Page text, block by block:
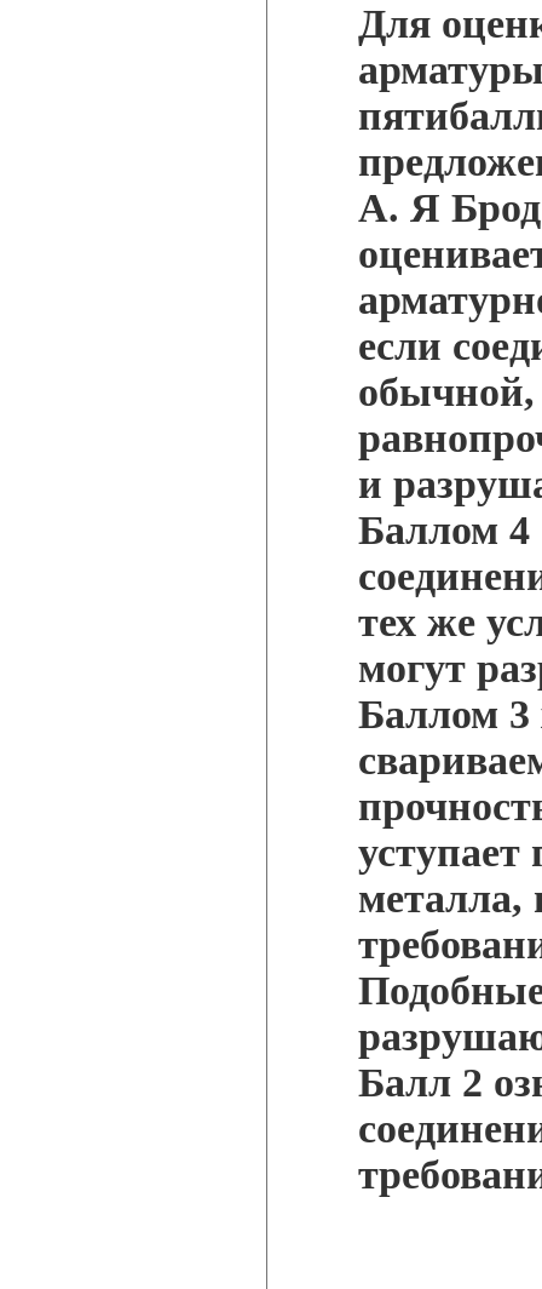
Для
А. Я
если
обычной,
и
Баллом 4
тех же
могут
Баллом 3
уступает
металла,
Балл 2